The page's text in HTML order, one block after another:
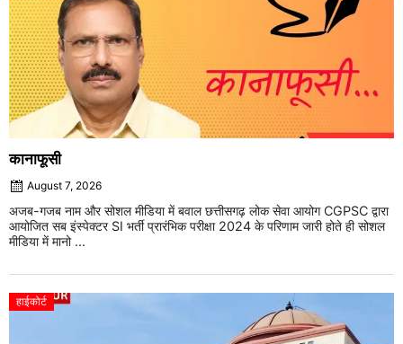
कानाफूसी
August 7, 2026
अजब-गजब नाम और सोशल मीडिया में बवाल छत्तीसगढ़ लोक सेवा आयोग CGPSC द्वारा
आयोजित सब इंस्पेक्टर SI भर्ती प्रारंभिक परीक्षा 2024 के परिणाम जारी होते ही सोशल
मीडिया में मानो ...
हाईकोर्ट